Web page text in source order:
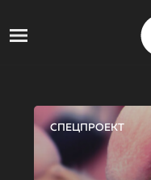
СПЕЦПРОЕКТ